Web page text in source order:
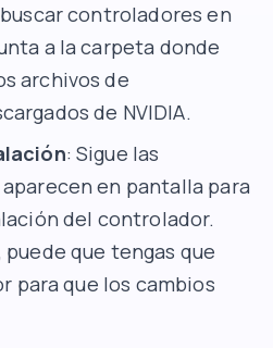
controladores en
a la carpeta donde
archivos de
de NVIDIA.
: Sigue las
en pantalla para
del controlador.
que tengas que
para que los cambios